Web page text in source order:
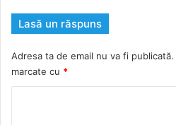
Lasă un răspuns
Adresa ta de email nu va fi publicată.
marcate cu *